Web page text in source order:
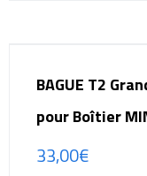
BAGUE T2
pour Boîtier
33,00€